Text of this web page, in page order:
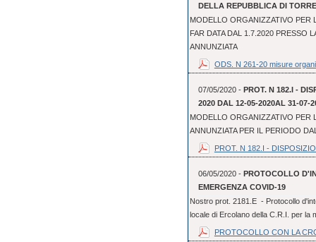
DELLA REPUBBLICA DI
MODELLO ORGANIZZATIVO PER
FAR DATA DAL 1.7.2020 PRESSO
ANNUNZIATA
ODS. N 261-20 misure
07/05/2020 - PROT. N 182.I -
2020 DAL 12-05-2020AL 31-07-
MODELLO ORGANIZZATIVO PER
ANNUNZIATA PER IL PERIODO
PROT. N 182.I -
06/05/2020 - PROTOCOLLO
EMERGENZA COVID-19
Nostro prot. 2181.E - Protocollo
locale di Ercolano della C.R.I. per la
PROTOCOLLO CON LA